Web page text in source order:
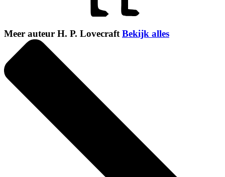
Meer auteur H. P. Lovecraft Bekijk alles